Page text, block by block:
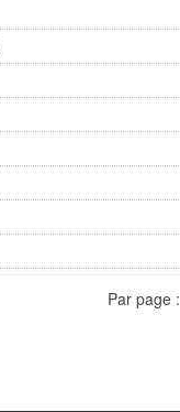
Par page :